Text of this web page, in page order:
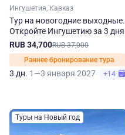
Ингушетия, Кавказ
Тур на новогодние выходные.
Откройте Ингушетию за 3 дня
RUB 34,700RUB 37,000
Раннее бронирование тура
3 дн. 1—3 января 2027 +14
Туры на Новый год